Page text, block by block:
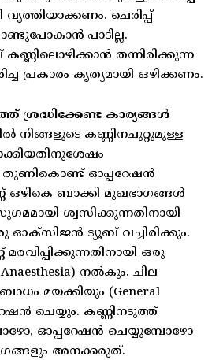
വൃത്തിയാക്കണം. ചെരിപ്പ്
പാടില്ല.
തന്നിരിക്കുന്ന
പ്രകാരം കൃത്യമായി ഒഴിക്കണം.
ശ്രദ്ധിക്കേണ്ട കാര്യങ്ങള്‍
നിങ്ങളുടെ കണ്ണിനചുറ്റുമുള്ള
ഓപ്പറേഷന്‍
ഒഴികെ ബാക്കി മുഖഭാഗങ്ങള്‍
ശ്വസിക്കുന്നതിനായി
ഓക്സിജന്‍ ട്യൂബ് വച്ചിരിക്കും.
ഒരു
നല്‍കും. ചില
മയക്കിയും (General
ചെയ്യും. കണ്ണിനടുത്ത്
ഓപ്പറേഷന്‍ ചെയ്യുമ്പോഴോ
അനക്കരുത്.